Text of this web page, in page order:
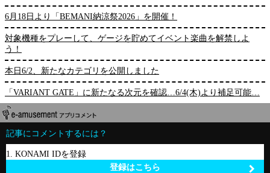
6月18日より「BEMANI納涼祭2026」を開催！
対象機種をプレーして、ゲージを貯めてイベント楽曲を解禁しよ
う！
本日6/2、新たなカテゴリを公開しました
「VARIANT GATE」に新たなる次元を確認…6/4(木)より補足可能…
記事にコメントするには？
1. KONAMI IDを登録
登録はこちら